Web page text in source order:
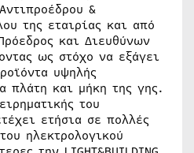
&
της εταιρίας και από
και Διευθύνων
ως στόχο να εξάγει
υψηλής
πλάτη και μήκη της γης.
του
ετήσια σε πολλές
ηλεκτρολογικού